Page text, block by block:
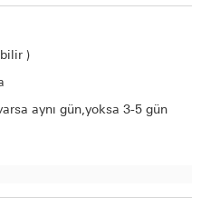
)
aynı gün,yoksa 3-5 gün